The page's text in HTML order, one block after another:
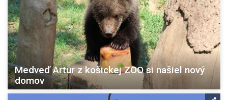
Medveď Artur z košickej ZOO si našiel nový
domov